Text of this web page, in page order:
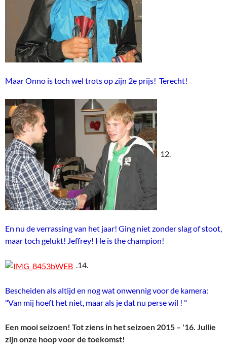
Maar Onno is toch wel trots op zijn 2e prijs! Terecht!
12.
En nu de verrassing van het jaar! Ging niet zonder slag of stoot,
maar toch gelukt! Jeffrey! He is the champion!
.14.
Bescheiden als altijd en nog wat onwennig voor de kamera:
"Van mij hoeft het niet, maar als je dat nu perse wil ! "
Een mooi seizoen! Tot ziens in het seizoen 2015 – '16. Jullie
zijn onze hoop voor de toekomst!